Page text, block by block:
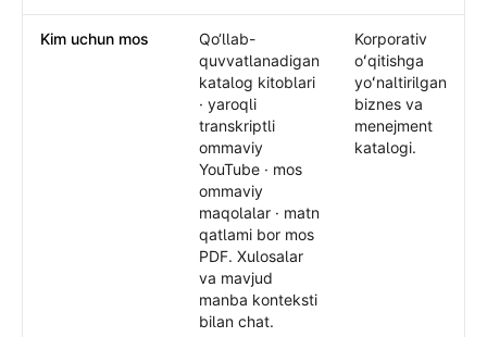
Kim uchun mos
Qo‘llab-
quvvatlanadigan
katalog kitoblari
· yaroqli
transkriptli
ommaviy
YouTube · mos
ommaviy
maqolalar · matn
qatlami bor mos
PDF. Xulosalar
va mavjud
manba konteksti
bilan chat.
Korporativ
oʻqitishga
yoʻnaltirilgan
biznes va
menejment
katalogi.